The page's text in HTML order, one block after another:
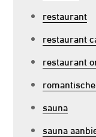
restaurant
restaurant
restaurant
sauna
sauna